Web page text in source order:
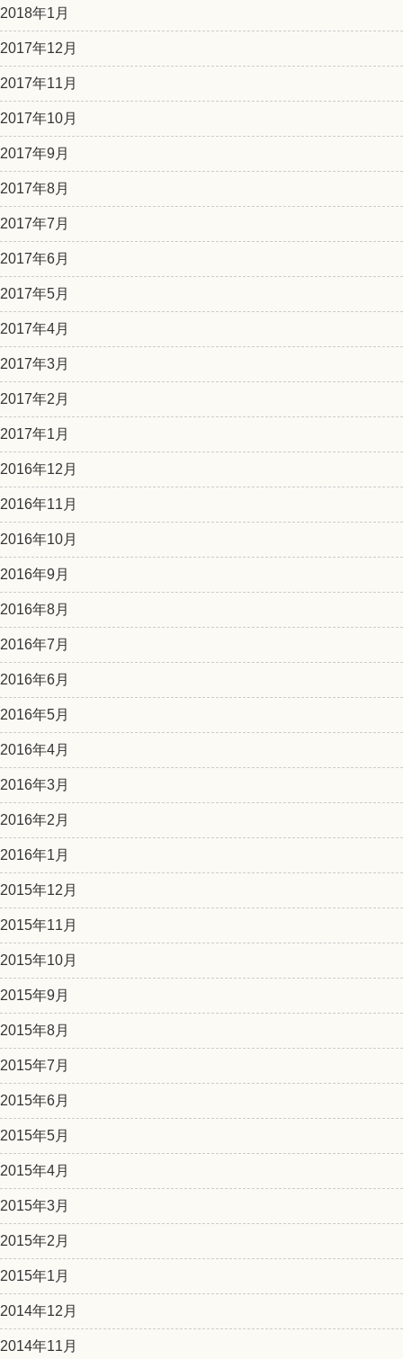
2018年1月
2017年12月
2017年11月
2017年10月
2017年9月
2017年8月
2017年7月
2017年6月
2017年5月
2017年4月
2017年3月
2017年2月
2017年1月
2016年12月
2016年11月
2016年10月
2016年9月
2016年8月
2016年7月
2016年6月
2016年5月
2016年4月
2016年3月
2016年2月
2016年1月
2015年12月
2015年11月
2015年10月
2015年9月
2015年8月
2015年7月
2015年6月
2015年5月
2015年4月
2015年3月
2015年2月
2015年1月
2014年12月
2014年11月